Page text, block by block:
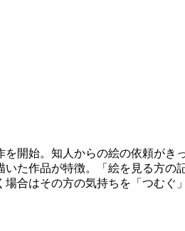
開始。知人からの絵の依頼が
た作品が特徴。「絵を見る方
合はその方の気持ちを「つむぐ